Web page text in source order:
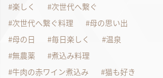
楽しく
次世代へ繋ぐ
次世代へ繋ぐ料理
母の思い出
母の日
毎日楽しく
温泉
無農薬
煮込み料理
牛肉の赤ワイン煮込み
猫も好き